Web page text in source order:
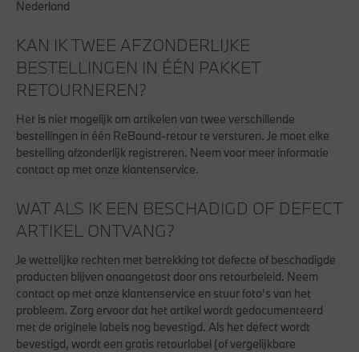
Nederland
KAN IK TWEE AFZONDERLIJKE
BESTELLINGEN IN ÉÉN PAKKET
RETOURNEREN?
Het is niet mogelijk om artikelen van twee verschillende
bestellingen in één ReBound-retour te versturen. Je moet elke
bestelling afzonderlijk registreren. Neem voor meer informatie
contact op met onze klantenservice.
WAT ALS IK EEN BESCHADIGD OF DEFECT
ARTIKEL ONTVANG?
Je wettelijke rechten met betrekking tot defecte of beschadigde
producten blijven onaangetast door ons retourbeleid. Neem
contact op met onze klantenservice en stuur foto’s van het
probleem. Zorg ervoor dat het artikel wordt gedocumenteerd
met de originele labels nog bevestigd. Als het defect wordt
bevestigd, wordt een gratis retourlabel (of vergelijkbare